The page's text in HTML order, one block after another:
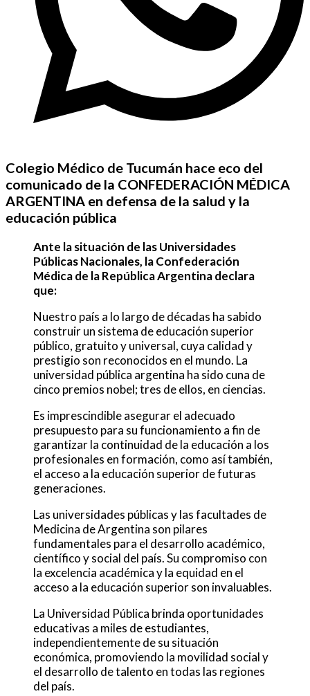
Colegio Médico de Tucumán hace eco del
comunicado de la CONFEDERACIÓN MÉDICA
ARGENTINA en defensa de la salud y la
educación pública
Ante la situación de las Universidades
Públicas Nacionales, la Confederación
Médica de la República Argentina declara
que:
Nuestro país a lo largo de décadas ha sabido
construir un sistema de educación superior
público, gratuito y universal, cuya calidad y
prestigio son reconocidos en el mundo. La
universidad pública argentina ha sido cuna de
cinco premios nobel; tres de ellos, en ciencias.
Es imprescindible asegurar el adecuado
presupuesto para su funcionamiento a fin de
garantizar la continuidad de la educación a los
profesionales en formación, como así también,
el acceso a la educación superior de futuras
generaciones.
Las universidades públicas y las facultades de
Medicina de Argentina son pilares
fundamentales para el desarrollo académico,
científico y social del país. Su compromiso con
la excelencia académica y la equidad en el
acceso a la educación superior son invaluables.
La Universidad Pública brinda oportunidades
educativas a miles de estudiantes,
independientemente de su situación
económica, promoviendo la movilidad social y
el desarrollo de talento en todas las regiones
del país.